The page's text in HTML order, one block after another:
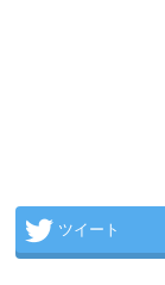
ツイート